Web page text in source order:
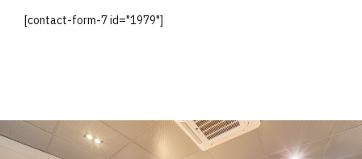
[contact-form-7 id="1979"]